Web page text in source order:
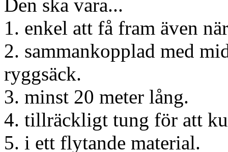
Den ska vara...
1. enkel att få fram även
2. sammankopplad med
ryggsäck.
3. minst 20 meter lång.
4. tillräckligt tung för att
5. i ett flytande material.